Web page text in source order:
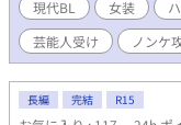
つ遊利との距離を縮め
わせる中で、いつしか
のが芽生えていく。
ったが、彼女たちの目
失恋とは違う奇妙な感
現代BL
女装
芸能人受け
ノンケ
長編 完結 R15